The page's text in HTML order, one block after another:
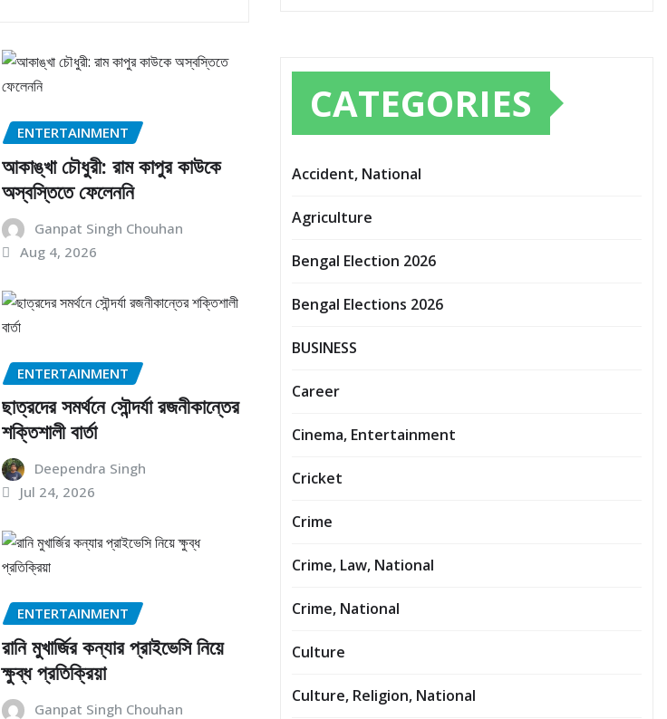
ENTERTAINMENT
আকাঙ্খা চৌধুরী: রাম কাপুর কাউকে
অস্বস্তিতে ফেলেননি
Ganpat Singh Chouhan
Aug 4, 2026
ENTERTAINMENT
ছাত্রদের সমর্থনে সৌন্দর্যা রজনীকান্তের
শক্তিশালী বার্তা
Deependra Singh
Jul 24, 2026
ENTERTAINMENT
রানি মুখার্জির কন্যার প্রাইভেসি নিয়ে
ক্ষুব্ধ প্রতিক্রিয়া
Ganpat Singh Chouhan
CATEGORIES
Accident, National
Agriculture
Bengal Election 2026
Bengal Elections 2026
BUSINESS
Career
Cinema, Entertainment
Cricket
Crime
Crime, Law, National
Crime, National
Culture
Culture, Religion, National